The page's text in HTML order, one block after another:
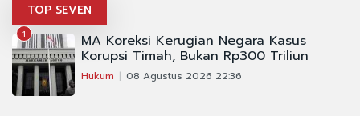
TOP SEVEN
1 MA Koreksi Kerugian Negara Kasus
Korupsi Timah, Bukan Rp300 Triliun
Hukum 08 Agustus 2026 22:36